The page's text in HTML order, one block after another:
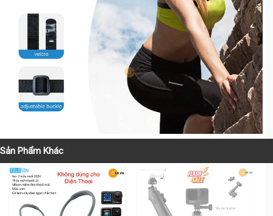
Sản Phẩm Khác